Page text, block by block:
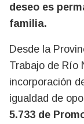
deseo es
familia.
Desde la
Trabajo de Río
incorporación
igualdad de
5.733 de